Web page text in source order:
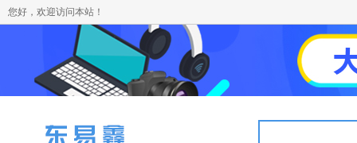
您好，欢迎访问本站！